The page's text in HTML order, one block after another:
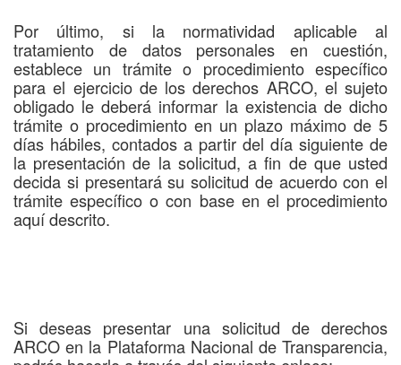
Por último, si la normatividad aplicable al
tratamiento de datos personales en cuestión,
establece un trámite o procedimiento específico
para el ejercicio de los derechos ARCO, el sujeto
obligado le deberá informar la existencia de dicho
trámite o procedimiento en un plazo máximo de 5
días hábiles, contados a partir del día siguiente de
la presentación de la solicitud, a fin de que usted
decida si presentará su solicitud de acuerdo con el
trámite específico o con base en el procedimiento
aquí descrito.
Si deseas presentar una solicitud de derechos
ARCO en la Plataforma Nacional de Transparencia,